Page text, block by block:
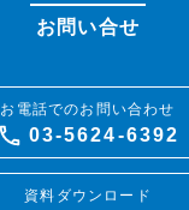
お問い合せ
お電話でのお問い合わせ
03-5624-6392
資料ダウンロード